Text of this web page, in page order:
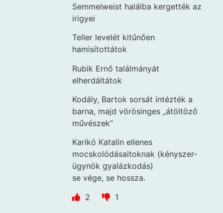
Semmelweist halálba kergették az
irigyei
Teller levelét kitűnően
hamisítottátok
Rubik Ernő találmányát
elherdáltátok
Kodály, Bartok sorsát intézték a
barna, majd vörösinges „átöltöző
művészek”
Karikó Katalin ellenes
mocskolódásaitoknak (kényszer-
ügynök gyalázkodás)
se vége, se hossza.
2
1